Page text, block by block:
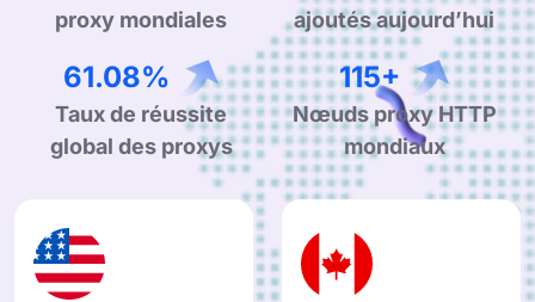
proxy mondiales
ajoutés aujourd’hui
99.90%
Taux de réussite
global des proxys
190+
Nœuds proxy HTTP
mondiaux